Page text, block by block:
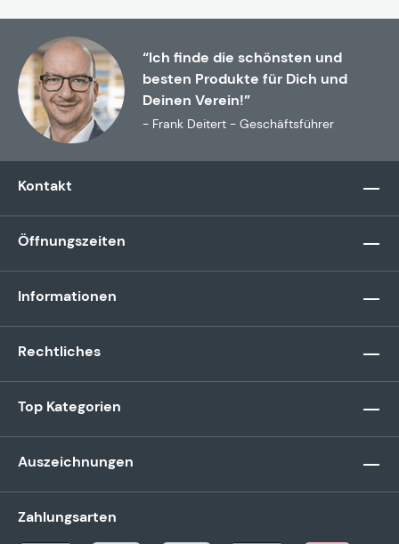
“Ich finde die schönsten und
besten Produkte für Dich und
Deinen Verein!”
- Frank Deitert - Geschäftsführer
Kontakt
Öffnungszeiten
Informationen
Rechtliches
Top Kategorien
Auszeichnungen
Zahlungsarten